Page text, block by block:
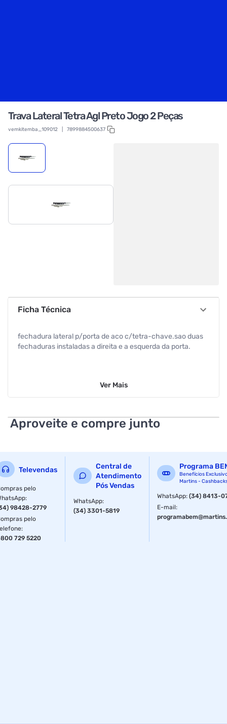
Trava Lateral Tetra Agl Preto Jogo 2 Peças
vemkitemba_109012 7899884500637
Ficha Técnica
fechadura lateral p/porta de aco c/tetra-chave.sao duas
fechaduras instaladas a direita e a esquerda da porta.
Ver Mais
Aproveite e compre junto
Televendas
pelo
:
98428-2779
pelo
:
729 5220
Central de
Atendimento
Pós Vendas
WhatsApp:
(34) 3301-5819
Programa
Benefícios
Martins -
WhatsApp:(34) 8413-
E-mail: